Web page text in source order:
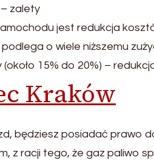
zalety
jest redukcja
o wiele niższemu
15% do 20%) –
Kraków
będziesz posiadać prawo
z racji tego, że gaz paliwo